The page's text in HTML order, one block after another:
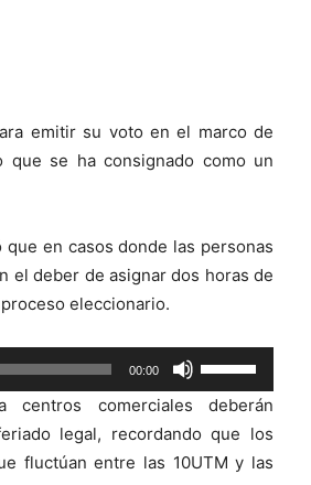
emitir su voto en el marco de
que se ha consignado como un
en casos donde las personas
el deber de asignar dos horas de
eleccionario.
00:00
las
teclas
de
flecha
centros comerciales deberán
legal, recordando que los
fluctúan entre las 10UTM y las